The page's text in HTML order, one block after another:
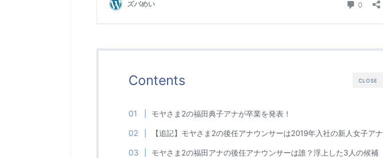
CLOSE
Contents
モヤさま2の福田典子アナが卒業を発表！
【追記】モヤさま2の後任アナウンサーは2019年入社の新人女子アナ
モヤさま2の福田アナの後任アナウンサーは誰？浮上した3人の候補